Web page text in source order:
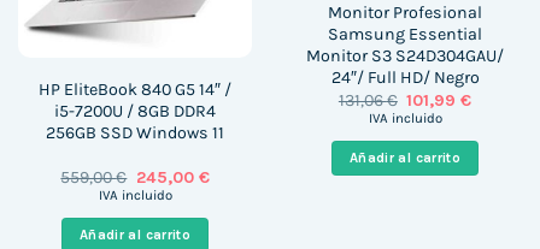
HP EliteBook 840 G5 14″ /
i5-7200U / 8GB DDR4
256GB SSD Windows 11
559,00€ El
precio
era:
559,00 €.
245,00 €El
es:
245,00 €.
IVA incluido
Añadir al carrito
Monitor Profesional
Samsung Essential
Monitor S3 S24D304GAU/
24″/ Full HD/ Negro
131,06€ El
precio
era:
131,06 €.
101,99€El
es:
101,99 €.
IVA incluido
Añadir al carrito